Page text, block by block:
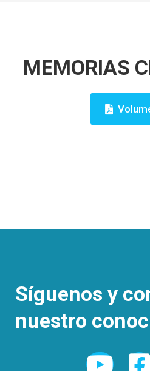
MEMORIAS
Síguenos y
nuestro